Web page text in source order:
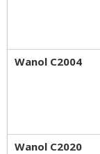
Wanol С2004
Wanol С2020